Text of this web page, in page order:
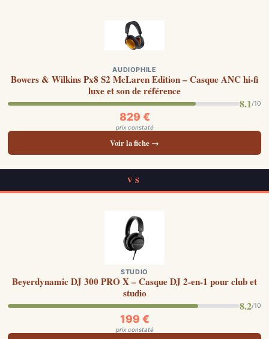
AUDIOPHILE
Bowers & Wilkins Px8 S2 McLaren Edition – Casque ANC hi-fi
luxe et son de référence
8.1/10
829 €
prix constaté
Voir la fiche →
VS
STUDIO
Beyerdynamic DJ 300 PRO X – Casque DJ 2-en-1 pour club et
studio
8.2/10
199 €
prix constaté